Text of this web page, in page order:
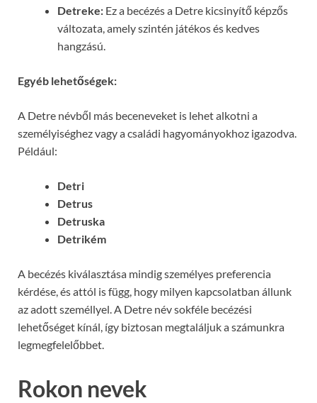
Detreke: Ez a becézés a Detre kicsinyítő képzős
változata, amely szintén játékos és kedves
hangzású.
Egyéb lehetőségek:
A Detre névből más beceneveket is lehet alkotni a
személyiséghez vagy a családi hagyományokhoz igazodva.
Például:
Detri
Detrus
Detruska
Detrikém
A becézés kiválasztása mindig személyes preferencia
kérdése, és attól is függ, hogy milyen kapcsolatban állunk
az adott személlyel. A Detre név sokféle becézési
lehetőséget kínál, így biztosan megtaláljuk a számunkra
legmegfelelőbbet.
Rokon nevek